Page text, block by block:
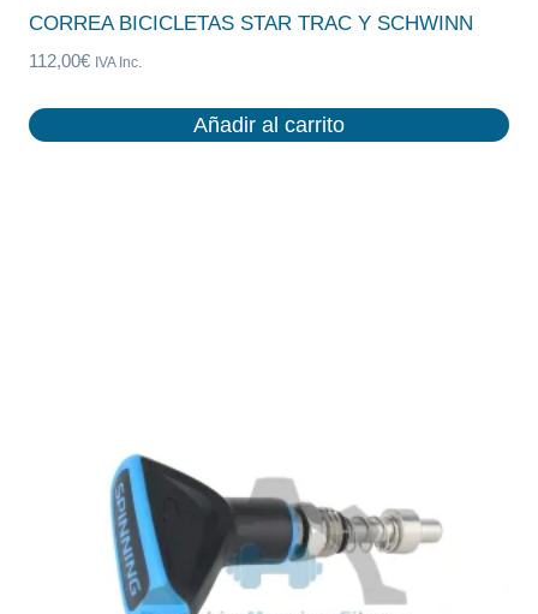
CORREA BICICLETAS STAR TRAC Y SCHWINN
112,00€ IVA Inc.
Añadir al carrito